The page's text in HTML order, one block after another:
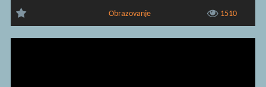
Obrazovanje 1510